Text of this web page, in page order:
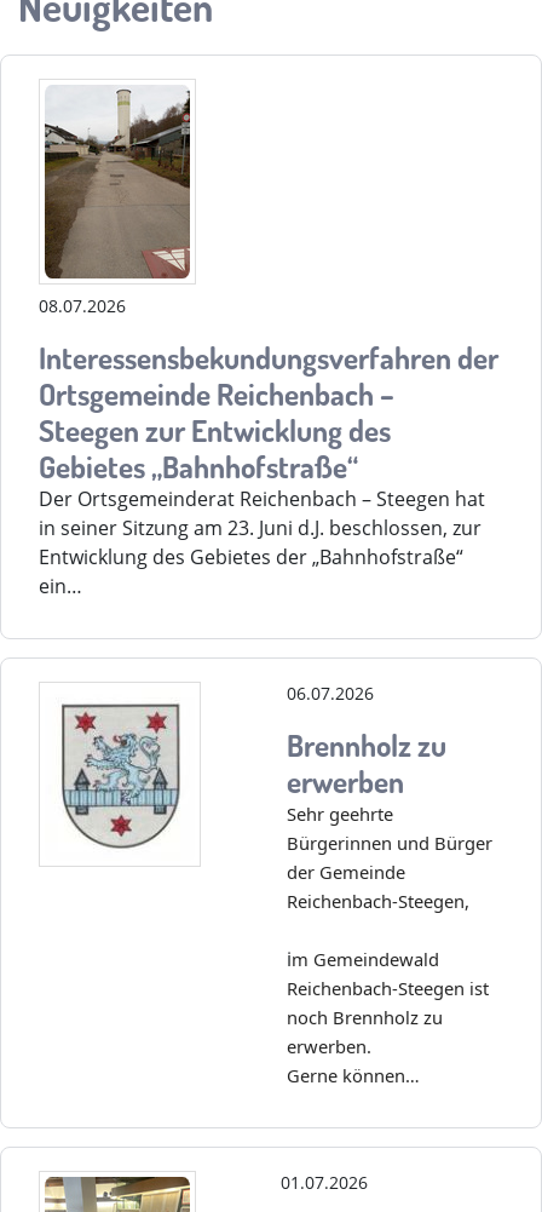
08.07.2026
Interessensbekundungsverfahren der
Ortsgemeinde Reichenbach –
Steegen zur Entwicklung des
Gebietes „Bahnhofstraße“
Der Ortsgemeinderat Reichenbach – Steegen hat
in seiner Sitzung am 23. Juni d.J. beschlossen, zur
Entwicklung des Gebietes der „Bahnhofstraße“
ein…
06.07.2026
Brennholz zu
erwerben
Sehr geehrte
Bürgerinnen und Bürger
der Gemeinde
Reichenbach-Steegen,
im Gemeindewald
Reichenbach-Steegen ist
noch Brennholz zu
erwerben.
Gerne können…
01.07.2026